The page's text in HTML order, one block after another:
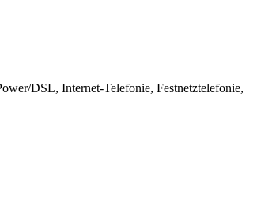
DSL, Internet-Telefonie, Festnetztelefonie,